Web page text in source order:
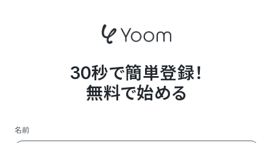
30秒で簡単登録！
無料で始める
名前